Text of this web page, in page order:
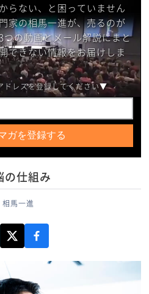
らない、と困っていません
家の相馬一進が、売るのが
の動画とメール解説にまと
できない情報をお届けしま
ドレスを登録してください▼
の仕組み
相馬一進